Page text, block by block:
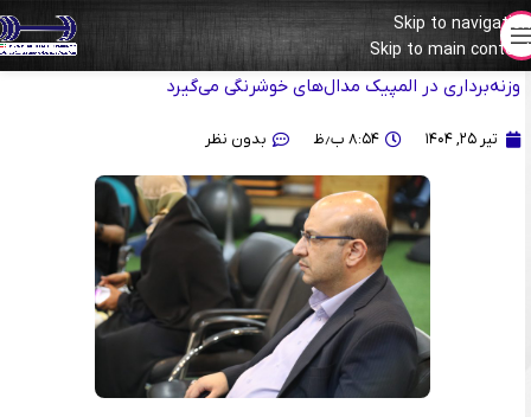
Skip to navigation
Skip to main content
مهدی علی‌نژاد: امروز در‌ جمع وزنه‌برداران روحیه گرفتم/مطمئنم
وزنه‌برداری در المپیک مدال‌های خوشرنگی می‌گیرد
تیر ۲۵, ۱۴۰۴ ۸:۵۴ ب٫ظ بدون نظر